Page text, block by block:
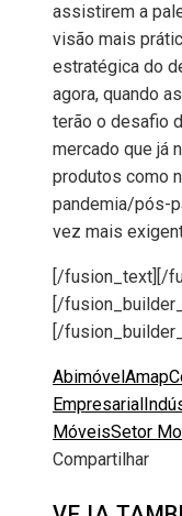
assistirem a
visão mais
estratégica do
agora, quando
terão o desafio
mercado que já
produtos como
pandemia/pós-
vez mais
[/fusion_text][/
[/
[/
Abimóvel Amap
Empresarial
MóveisSetor
Compartilhar